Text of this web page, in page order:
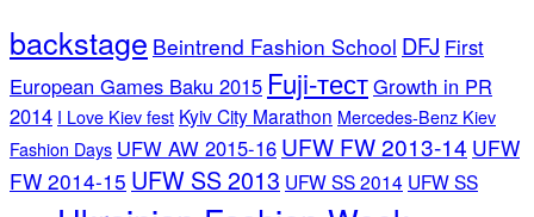
backstage Beintrend Fashion School DFJ First
European Games Baku 2015 Fuji-тестGrowth in PR
2014 I Love Kiev fest Kyiv City Marathon Mercedes-Benz Kiev
Fashion Days UFW AW 2015-16 UFW FW 2013-14 UFW
FW 2014-15 UFW SS 2013 UFW SS 2014 UFW SS